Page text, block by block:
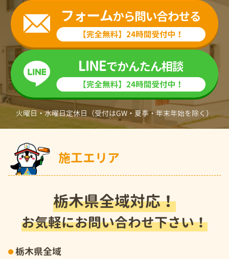
火曜日・水曜日定休日（受付はGW・夏季・年末年始を除く）
施工エリア
栃木県全域対応！
お気軽にお問い合わせ下さい！
栃木県全域